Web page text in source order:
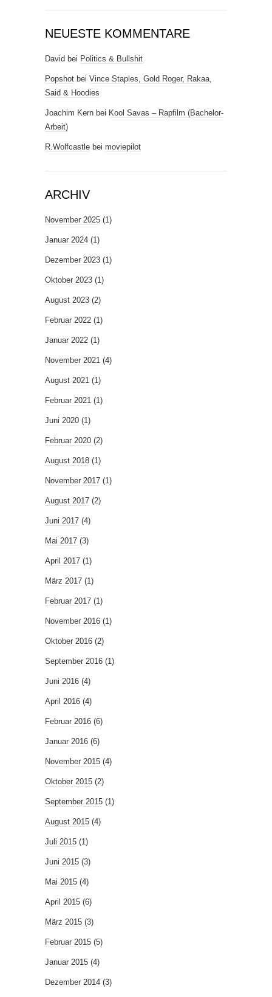
NEUESTE KOMMENTARE
David bei Politics & Bullshit
Popshot bei Vince Staples, Gold Roger, Rakaa,
Said & Hoodies
Joachim Kern bei Kool Savas – Rapfilm (Bachelor-
Arbeit)
R.Wolfcastle bei moviepilot
ARCHIV
November 2025 (1)
Januar 2024 (1)
Dezember 2023 (1)
Oktober 2023 (1)
August 2023 (2)
Februar 2022 (1)
Januar 2022 (1)
November 2021 (4)
August 2021 (1)
Februar 2021 (1)
Juni 2020 (1)
Februar 2020 (2)
August 2018 (1)
November 2017 (1)
August 2017 (2)
Juni 2017 (4)
Mai 2017 (3)
April 2017 (1)
März 2017 (1)
Februar 2017 (1)
November 2016 (1)
Oktober 2016 (2)
September 2016 (1)
Juni 2016 (4)
April 2016 (4)
Februar 2016 (6)
Januar 2016 (6)
November 2015 (4)
Oktober 2015 (2)
September 2015 (1)
August 2015 (4)
Juli 2015 (1)
Juni 2015 (3)
Mai 2015 (4)
April 2015 (6)
März 2015 (3)
Februar 2015 (5)
Januar 2015 (4)
Dezember 2014 (3)